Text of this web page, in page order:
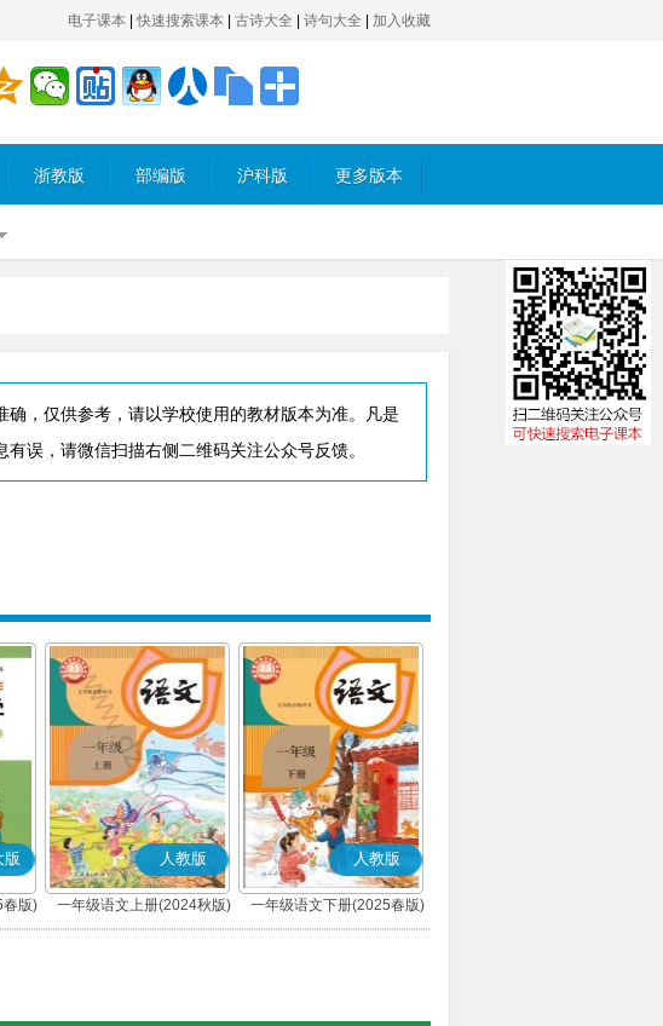
电子课本 快速搜索课本 古诗大全 诗句大全 加入收藏
浙教版 部编版 沪科版 更多版本
，仅供参考，请以学校使用的教材版本为准。凡是
误，请微信扫描右侧二维码关注公众号反馈。
版
版)
人教版
一年级语文上册(2024秋版)
(部编版)
人教版
一年级语文下册(2025春版)
(部编版)